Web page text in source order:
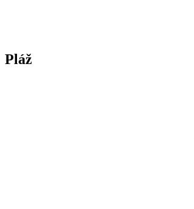
Pláž